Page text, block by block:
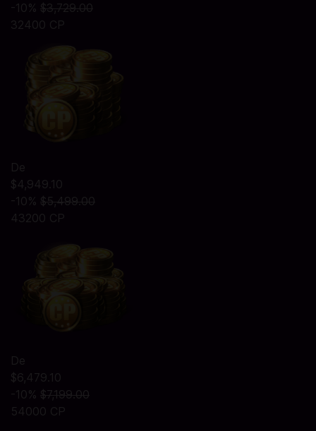
-10% $3,729.00
32400 CP
De
$4,949.10
-10% $5,499.00
43200 CP
De
$6,479.10
-10% $7,199.00
54000 CP